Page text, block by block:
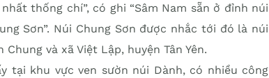
thống chí”, có ghi “Sâm Nam sẵn ở đỉnh núi
Sơn”. Núi Chung Sơn được nhắc tới đó là núi
và xã Việt Lập, huyện Tân Yên.
tại khu vực ven sườn núi Dành, có nhiều công